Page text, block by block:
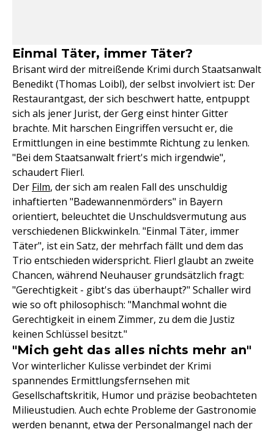
Einmal Täter, immer Täter?
Brisant wird der mitreißende Krimi durch Staatsanwalt
Benedikt (Thomas Loibl), der selbst involviert ist: Der
Restaurantgast, der sich beschwert hatte, entpuppt
sich als jener Jurist, der Gerg einst hinter Gitter
brachte. Mit harschen Eingriffen versucht er, die
Ermittlungen in eine bestimmte Richtung zu lenken.
"Bei dem Staatsanwalt friert's mich irgendwie",
schaudert Flierl.
Der Film, der sich am realen Fall des unschuldig
inhaftierten "Badewannenmörders" in Bayern
orientiert, beleuchtet die Unschuldsvermutung aus
verschiedenen Blickwinkeln. "Einmal Täter, immer
Täter", ist ein Satz, der mehrfach fällt und dem das
Trio entschieden widerspricht. Flierl glaubt an zweite
Chancen, während Neuhauser grundsätzlich fragt:
"Gerechtigkeit - gibt's das überhaupt?" Schaller wird
wie so oft philosophisch: "Manchmal wohnt die
Gerechtigkeit in einem Zimmer, zu dem die Justiz
keinen Schlüssel besitzt."
"Mich geht das alles nichts mehr an"
Vor winterlicher Kulisse verbindet der Krimi
spannendes Ermittlungsfernsehen mit
Gesellschaftskritik, Humor und präzise beobachteten
Milieustudien. Auch echte Probleme der Gastronomie
werden benannt, etwa der Personalmangel nach der